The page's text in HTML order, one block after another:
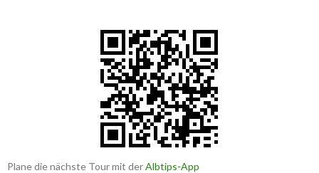
Plane die nächste Tour mit derAlbtips-App